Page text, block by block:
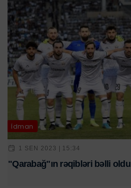
İdman
1 SEN 2023 | 15:34
"Qarabağ"ın rəqibləri bəlli oldu